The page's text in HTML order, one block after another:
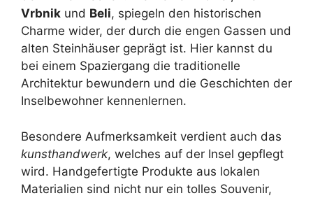
Vrbnik und Beli, spiegeln den historischen
Charme wider, der durch die engen Gassen und
alten Steinhäuser geprägt ist. Hier kannst du
bei einem Spaziergang die traditionelle
Architektur bewundern und die Geschichten der
Inselbewohner kennenlernen.
Besondere Aufmerksamkeit verdient auch das
kunsthandwerk, welches auf der Insel gepflegt
wird. Handgefertigte Produkte aus lokalen
Materialien sind nicht nur ein tolles Souvenir,